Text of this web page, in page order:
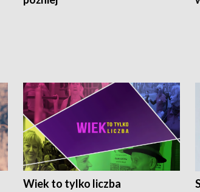
Wiek to tylko liczba